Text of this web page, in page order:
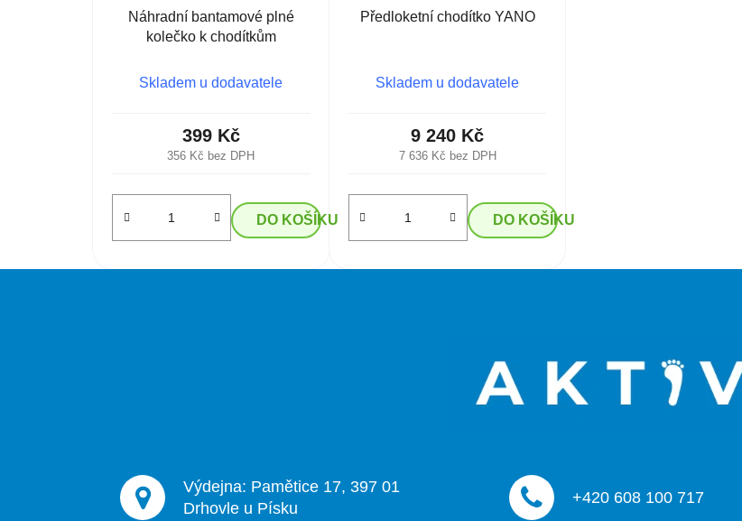
Náhradní bantamové plné
kolečko k chodítkům
Skladem u dodavatele
356 Kč bez DPH
399 Kč
DO KOŠÍKU
Předloketní chodítko YANO
Skladem u dodavatele
7 636 Kč bez DPH
9 240 Kč
DO KOŠÍKU
Výdejna: Pamětice 17, 397 01
Drhovle u Písku
+420 608 100 717